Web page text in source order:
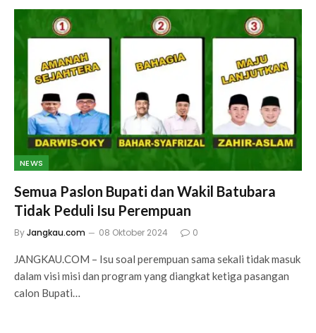
NEWS
Semua Paslon Bupati dan Wakil Batubara
Tidak Peduli Isu Perempuan
ByJangkau.com 08 Oktober 2024 0
JANGKAU.COM – Isu soal perempuan sama sekali tidak masuk
dalam visi misi dan program yang diangkat ketiga pasangan
calon Bupati…